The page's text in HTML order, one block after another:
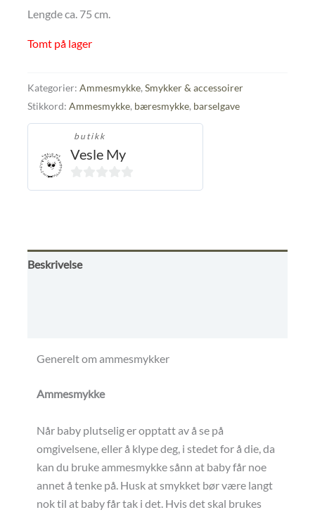
kr 191.
Lengde ca. 75 cm.
Tomt på lager
Kategorier: Ammesmykke, Smykker & accessoirer
Stikkord: Ammesmykke, bæresmykke, barselgave
butikk
Vesle My
0
Beskrivelse
Generelt om ammesmykker
Ammesmykke
Når baby plutselig er opptatt av å se på
omgivelsene, eller å klype deg, i stedet for å die, da
kan du bruke ammesmykke sånn at baby får noe
annet å tenke på. Husk at smykket bør være langt
nok til at baby får tak i det. Hvis det skal brukes